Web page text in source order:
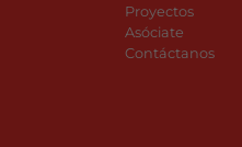
Proyectos
Asóciate
Contáctanos